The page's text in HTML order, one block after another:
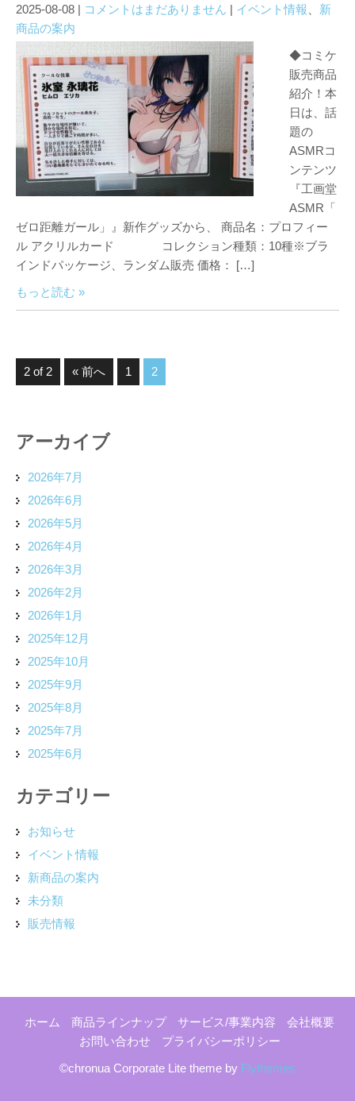
2025-08-08 | コメントはまだありません | イベント情報
新
商品の案内
◆コミケ
販売商品
紹介！本
日は、話
題の
ASMRコ
ンテンツ
『工画堂
ASMR「
ゼロ距離ガール」』新作グッズから、 商品名：プロフィー
ル アクリルカード コレクション種類：10種※ブラ
インドパッケージ、ランダム販売 価格： […]
もっと読む »
2 of 2 « 前へ 1 2
アーカイブ
2026年7月
2026年6月
2026年5月
2026年4月
2026年3月
2026年2月
2026年1月
2025年12月
2025年10月
2025年9月
2025年8月
2025年7月
2025年6月
カテゴリー
お知らせ
イベント情報
新商品の案内
未分類
販売情報
ホーム 商品ラインナップ サービス/事業内容
会社概要
お問い合わせ
プライバシーポリシー
©chronua Corporate Lite theme by Flythemes